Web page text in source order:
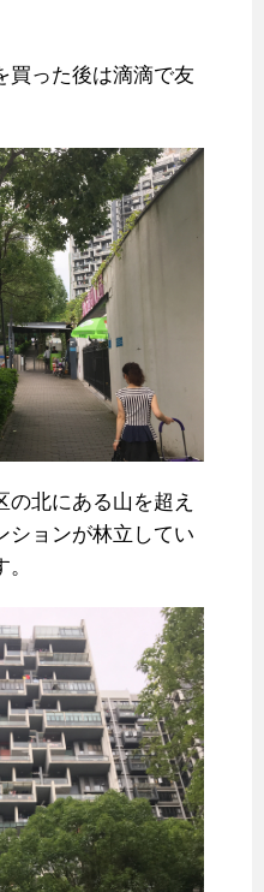
買った後は滴滴で友
北にある山を超え
ションが林立してい